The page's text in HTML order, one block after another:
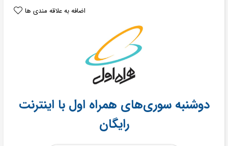
اضافه به علاقه مندی ها
دوشنبه سوری‌های همراه اول با اینترنت
رایگان